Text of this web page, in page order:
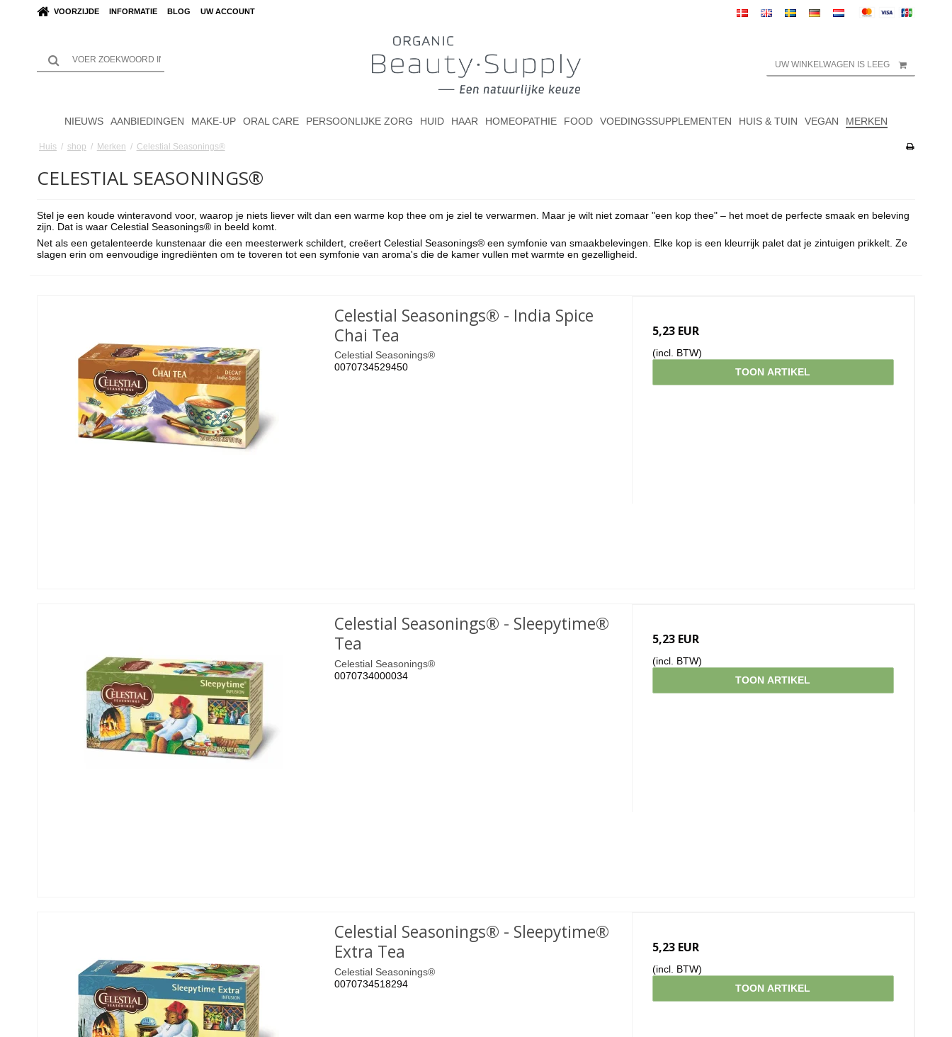
VOORZIJDE INFORMATIE BLOG UW ACCOUNT
UW WINKELWAGEN IS LEEG
NIEUWS AANBIEDINGEN MAKE-UP ORAL CARE PERSOONLIJKE ZORG HUID HAAR HOMEOPATHIE FOOD VOEDINGSSUPPLEMENTEN HUIS & TUIN VEGAN MERKEN
Huis / shop / Merken / Celestial Seasonings®
CELESTIAL SEASONINGS®
Stel je een koude winteravond voor, waarop je niets liever wilt dan een warme kop thee om je ziel te verwarmen. Maar je wilt niet zomaar "een kop thee" – het moet de perfecte smaak en beleving
zijn. Dat is waar Celestial Seasonings® in beeld komt.
Net als een getalenteerde kunstenaar die een meesterwerk schildert, creëert Celestial Seasonings® een symfonie van smaakbelevingen. Elke kop is een kleurrijk palet dat je zintuigen prikkelt. Ze
slagen erin om eenvoudige ingrediënten om te toveren tot een symfonie van aroma's die de kamer vullen met warmte en gezelligheid.
Celestial Seasonings® - India Spice
Chai Tea
Celestial Seasonings®
0070734529450
5,23 EUR
(incl. BTW)
TOON ARTIKEL
Celestial Seasonings® - Sleepytime®
Tea
Celestial Seasonings®
0070734000034
5,23 EUR
(incl. BTW)
TOON ARTIKEL
Celestial Seasonings® - Sleepytime®
Extra Tea
Celestial Seasonings®
0070734518294
5,23 EUR
(incl. BTW)
TOON ARTIKEL